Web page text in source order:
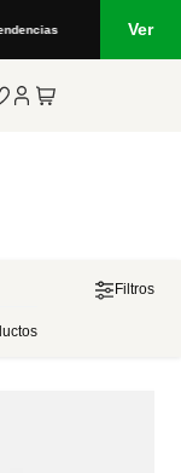
Ver
Filtros